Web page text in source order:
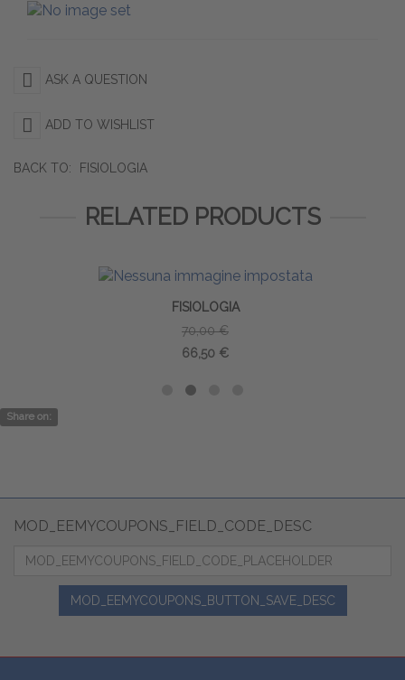
ASK A QUESTION
ADD TO WISHLIST
BACK TO: FISIOLOGIA
RELATED PRODUCTS
FISIOLOGIA
70,00 €
66,50 €
Share on:
MOD_EEMYCOUPONS_FIELD_CODE_DESC
MOD_EEMYCOUPONS_BUTTON_SAVE_DESC